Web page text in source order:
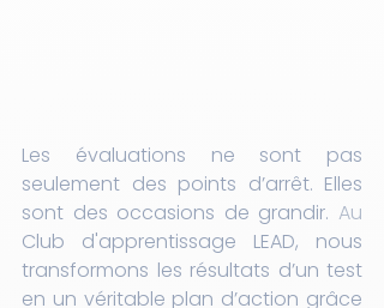
Les évaluations ne sont pas
seulement des points d’arrêt. Elles
sont des occasions de grandir. Au
Club d'apprentissage LEAD, nous
transformons les résultats d’un test
en un véritable plan d’action grâce